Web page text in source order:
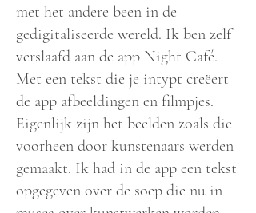
met het andere been in de
gedigitaliseerde wereld. Ik ben zelf
verslaafd aan de app Night Café.
Met een tekst die je intypt creëert
de app afbeeldingen en filmpjes.
Eigenlijk zijn het beelden zoals die
voorheen door kunstenaars werden
gemaakt. Ik had in de app een tekst
opgegeven over de soep die nu in